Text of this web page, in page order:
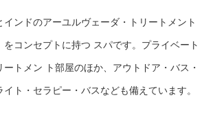
インドのアーユルヴェーダ・トリートメント
をコンセプトに持つ スパです。プライベート
トメン ト部屋のほか、アウトドア・バス・
ト・セラピー・バスなども備えています。